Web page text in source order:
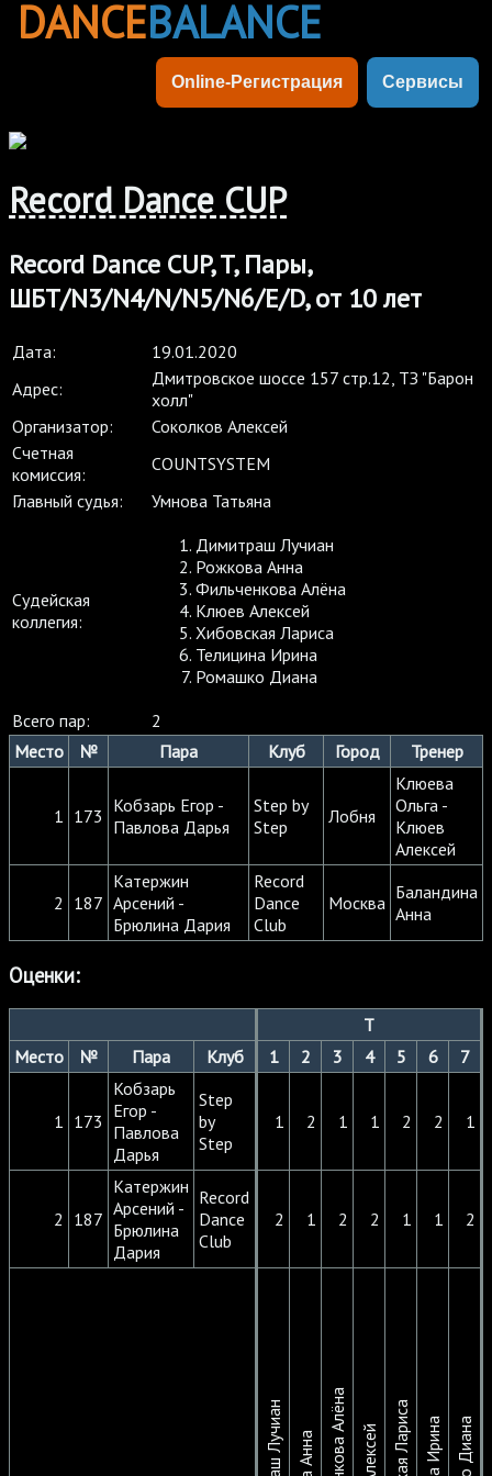
DANCEBALANCE
Online-Регистрация Сервисы
Record Dance CUP
Record Dance CUP, T, Пары,
ШБТ/N3/N4/N/N5/N6/E/D, от 10 лет
Дата:
19.01.2020
Адрес:
Дмитровское шоссе 157 стр.12, ТЗ "Барон
холл"
Организатор:
Соколков Алексей
Cчетная
комиссия:
COUNTSYSTEM
Главный судья:
Умнова Татьяна
Судейская
коллегия:
Димитраш Лучиан
Рожкова Анна
Фильченкова Алёна
Клюев Алексей
Хибовская Лариса
Телицина Ирина
Ромашко Диана
Всего пар:
2
Место
№ Пара Клуб Город Тренер
1 173 Кобзарь Егор -
Павлова Дарья
Step by
Step
Лобня
Клюева
Ольга -
Клюев
Алексей
2 187
Катержин
Арсений -
Брюлина Дария
Record
Dance
Club
Москва Баландина
Анна
Оценки:
T
Место
№ Пара Клуб 1 2 3 4 5 6 7
1 173
Кобзарь
Егор -
Павлова
Дарья
Step
by
Step
1 2 1 1 2 2 1
2 187
Катержин
Арсений -
Брюлина
Дария
Record
Dance
Club
2 1 2 2 1 1 2